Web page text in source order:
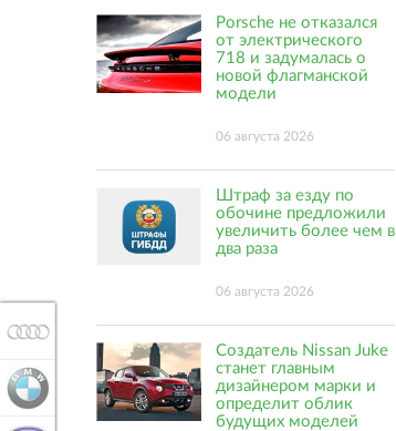
Porsche не отказался
от электрического
718 и задумалась о
новой флагманской
модели
06 августа 2026
Штраф за езду по
обочине предложили
увеличить более чем в
два раза
06 августа 2026
Создатель Nissan Juke
станет главным
дизайнером марки и
определит облик
будущих моделей
BMW